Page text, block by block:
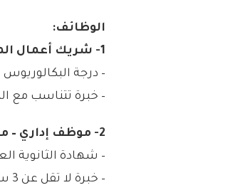
الوظائف:
1- شريك أعمال الموارد البشرية والتدريب (القصيم):
– درجة
– خبرة تتناسب مع
2- موظف إداري – مجال السكرتارية (تبوك):
– شهادة الثانوية
– خبرة لا تقل عن 3 سنوات في مجال ذات صلة.